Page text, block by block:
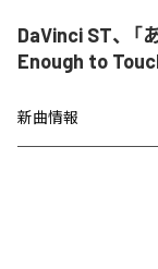
DaVinci ST、「
Enough to
新曲情報